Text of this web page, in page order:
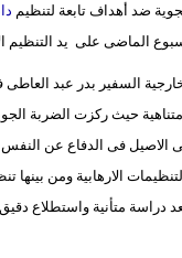
ضد أهداف تابعة لتنظيم
الماضى على يد التنظيم
السفير بدر عبد العاطى
متناهية حيث ركزت الضربة
فى الدفاع عن النفس
الارهابية ومن بينها
دراسة متأنية واستطلاع